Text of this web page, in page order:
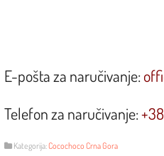
E-pošta za naručivanje:
Telefon za naručivanje:
Kategorija:Cocochoco Crna Gora